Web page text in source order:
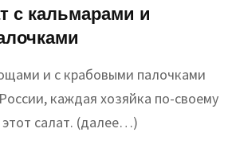
с кальмарами и
и с крабовыми палочками
каждая хозяйка по-своему
этот салат. (далее…)